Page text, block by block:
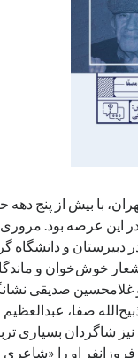
با بیش از پنج
این عرصه بود. مروری
و دانشگاه
خوش‌خوان و
و غلامحسین صدیقی
صفا،
شاگردان بسیاری
او را